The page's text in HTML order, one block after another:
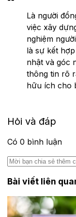
Là người
việc xây
nghiệm
là sự kết
nhật và góc
thông tin rõ
hữu ích cho
Hỏi và đáp
Có 0 bình luận
Bài viết liên